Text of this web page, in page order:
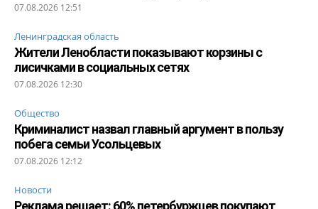
07.08.2026 12:51
Ленинградская область
Жители Ленобласти показывают корзины с
лисичками в социальных сетях
07.08.2026 12:30
Общество
Криминалист назвал главный аргумент в пользу
побега семьи Усольцевых
07.08.2026 12:12
Новости
Реклама решает: 60% петербуржцев покупают